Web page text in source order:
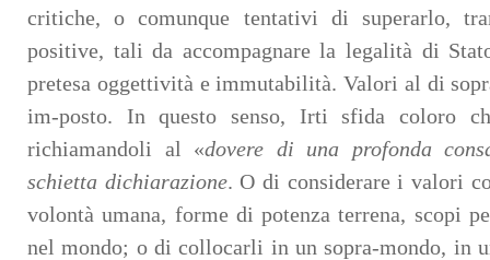
critiche, o comunque tentativi di superarlo,
positive, tali da accompagnare la legalità di
pretesa oggettività e immutabilità. Valori al di
im-posto. In questo senso, Irti sfida coloro
richiamandoli al «dovere di una profonda
schietta dichiarazione. O di considerare i valori
volontà umana, forme di potenza terrena, scopi
nel mondo; o di collocarli in un sopra-mondo, in